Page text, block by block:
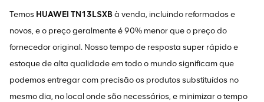
Temos HUAWEI TN13LSXBà venda, incluindo reformados e
novos, e o preço geralmente é 90% menor que o preço do
fornecedor original. Nosso tempo de resposta super rápido e
estoque de alta qualidade em todo o mundo significam que
podemos entregar com precisão os produtos substituídos no
mesmo dia, no local onde são necessários, e minimizar o tempo